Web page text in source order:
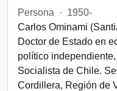
Persona
· 1950-
Carlos Ominami
Doctor de Estado en
político
Socialista de Chile.
Cordillera, Región de